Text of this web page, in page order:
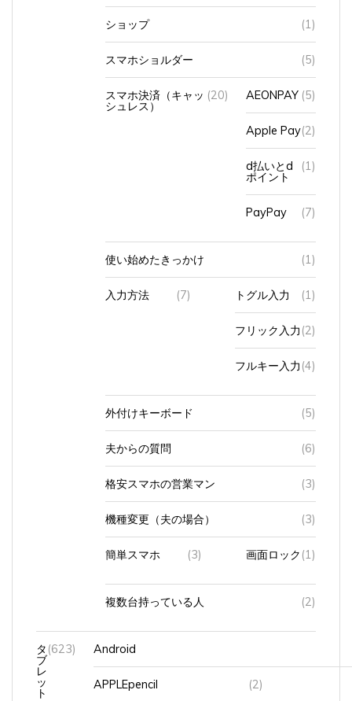
ショップ (1)
スマホショルダー (5)
スマホ決済（キャッ
シュレス）
(20) AEONPAY (5)
Apple Pay(2)
d払いとd
ポイント
(1)
PayPay (7)
使い始めたきっかけ (1)
入力方法 (7) トグル入力 (1)
フリック入力 (2)
フルキー入力 (4)
外付けキーボード (5)
夫からの質問 (6)
格安スマホの営業マン (3)
機種変更（夫の場合） (3)
簡単スマホ (3) 画面ロック (1)
複数台持っている人 (2)
タ
ブ
レ
ッ
ト
(623) Android
APPLEpencil (2)